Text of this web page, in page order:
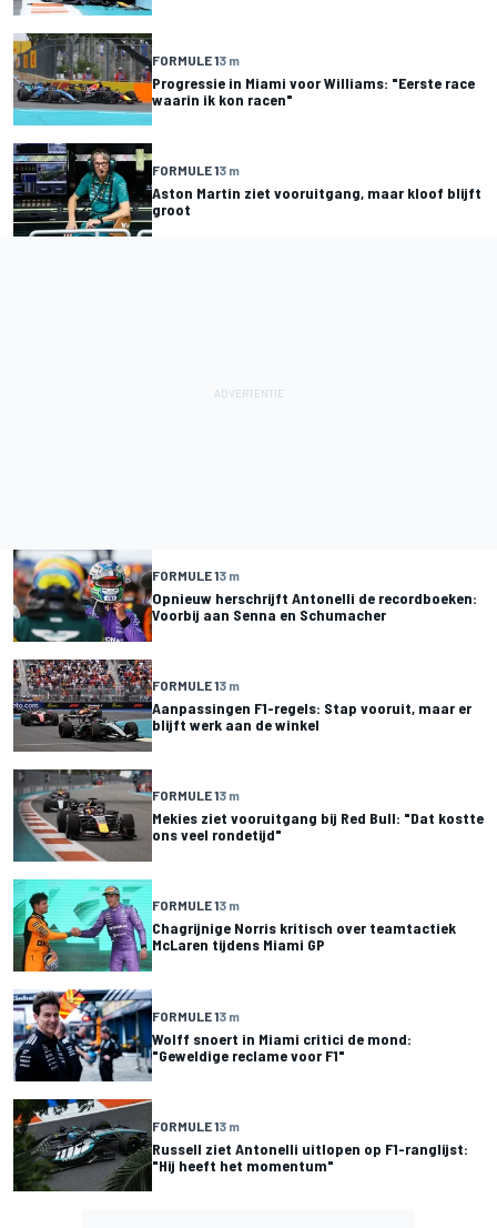
FORMULE 13 m
Progressie in Miami voor Williams: "Eerste race
waarin ik kon racen"
FORMULE 13 m
Aston Martin ziet vooruitgang, maar kloof blijft
groot
FORMULE 13 m
Opnieuw herschrijft Antonelli de recordboeken:
Voorbij aan Senna en Schumacher
FORMULE 13 m
Aanpassingen F1-regels: Stap vooruit, maar er
blijft werk aan de winkel
FORMULE 13 m
Mekies ziet vooruitgang bij Red Bull: "Dat kostte
ons veel rondetijd"
FORMULE 13 m
Chagrijnige Norris kritisch over teamtactiek
McLaren tijdens Miami GP
FORMULE 13 m
Wolff snoert in Miami critici de mond:
"Geweldige reclame voor F1"
FORMULE 13 m
Russell ziet Antonelli uitlopen op F1-ranglijst:
"Hij heeft het momentum"